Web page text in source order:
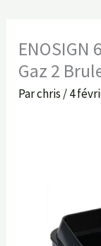
ENOSIGN
Gaz 2
Parchris /4